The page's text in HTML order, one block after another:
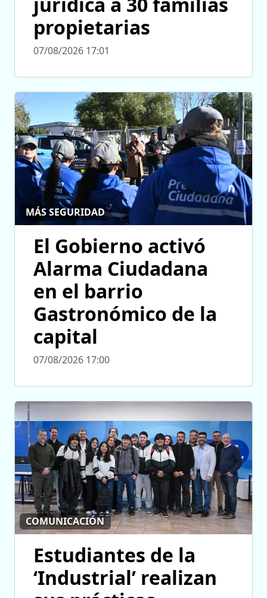
propietarias
07/08/2026 17:01
MÁS SEGURIDAD
El Gobierno activó
Alarma Ciudadana
en el barrio
Gastronómico de la
capital
07/08/2026 17:00
COMUNICACIÓN
Estudiantes de la
‘Industrial’ realizan